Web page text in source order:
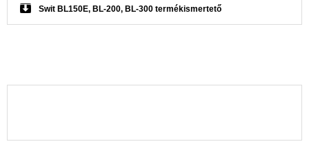
Swit BL150E, BL-200, BL-300 termékismertető